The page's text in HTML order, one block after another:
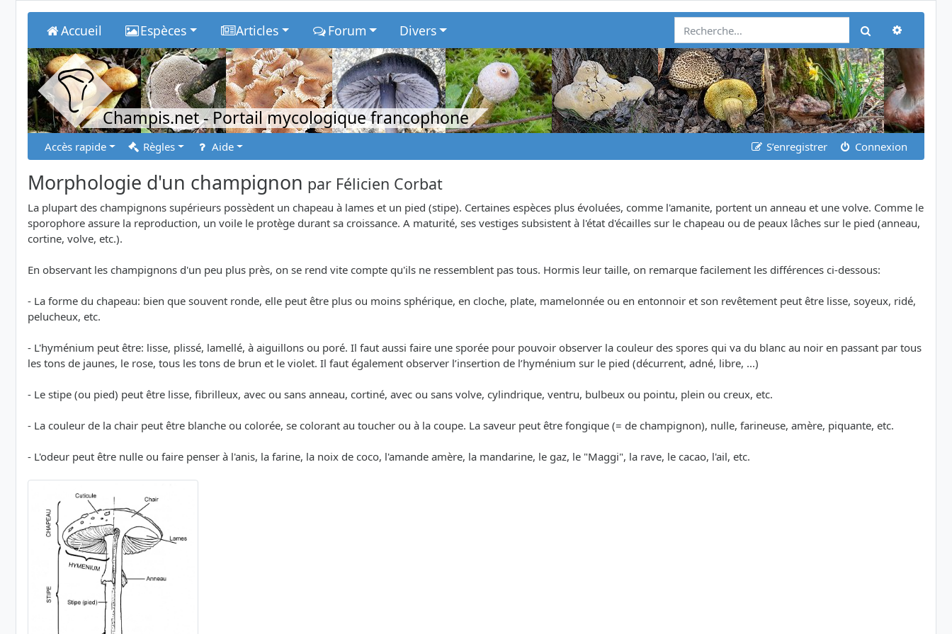
Accueil Espèces Articles Forum Divers Rechercher
Champis.net- Portail mycologique francophone
Accès rapide Règles Aide S’enregistrer Connexion
Morphologie d'un champignon par Félicien Corbat
La plupart des champignons supérieurs possèdent un chapeau à lames et un pied (stipe). Certaines espèces plus évoluées, comme l'amanite, portent un anneau et une volve. Comme le
sporophore assure la reproduction, un voile le protège durant sa croissance. A maturité, ses vestiges subsistent à l'état d'écailles sur le chapeau ou de peaux lâches sur le pied (anneau,
cortine, volve, etc.).
En observant les champignons d'un peu plus près, on se rend vite compte qu'ils ne ressemblent pas tous. Hormis leur taille, on remarque facilement les différences ci-dessous:
- La forme du chapeau: bien que souvent ronde, elle peut être plus ou moins sphérique, en cloche, plate, mamelonnée ou en entonnoir et son revêtement peut être lisse, soyeux, ridé,
pelucheux, etc.
- L'hyménium peut être: lisse, plissé, lamellé, à aiguillons ou poré. Il faut aussi faire une sporée pour pouvoir observer la couleur des spores qui va du blanc au noir en passant par tous
les tons de jaunes, le rose, tous les tons de brun et le violet. Il faut également observer l’insertion de l’hyménium sur le pied (décurrent, adné, libre, ...)
- Le stipe (ou pied) peut être lisse, fibrilleux, avec ou sans anneau, cortiné, avec ou sans volve, cylindrique, ventru, bulbeux ou pointu, plein ou creux, etc.
- La couleur de la chair peut être blanche ou colorée, se colorant au toucher ou à la coupe. La saveur peut être fongique (= de champignon), nulle, farineuse, amère, piquante, etc.
- L'odeur peut être nulle ou faire penser à l'anis, la farine, la noix de coco, l'amande amère, la mandarine, le gaz, le "Maggi", la rave, le cacao, l'ail, etc.